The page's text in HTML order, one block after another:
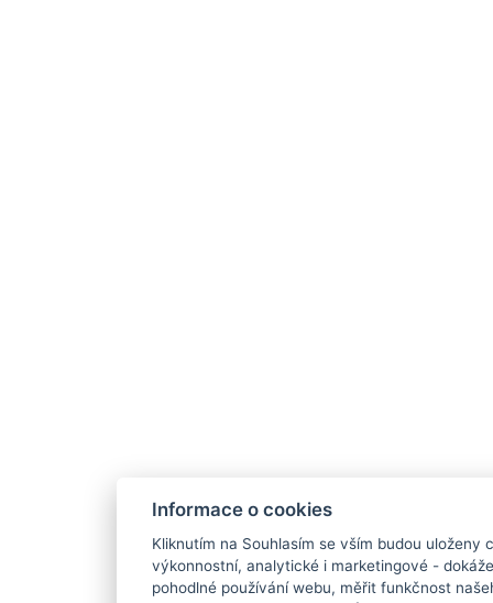
Informace o cookies
Kliknutím na Souhlasím se vším budou uloženy
výkonnostní, analytické i marketingové -
pohodlné používání webu, měřit funkčnost